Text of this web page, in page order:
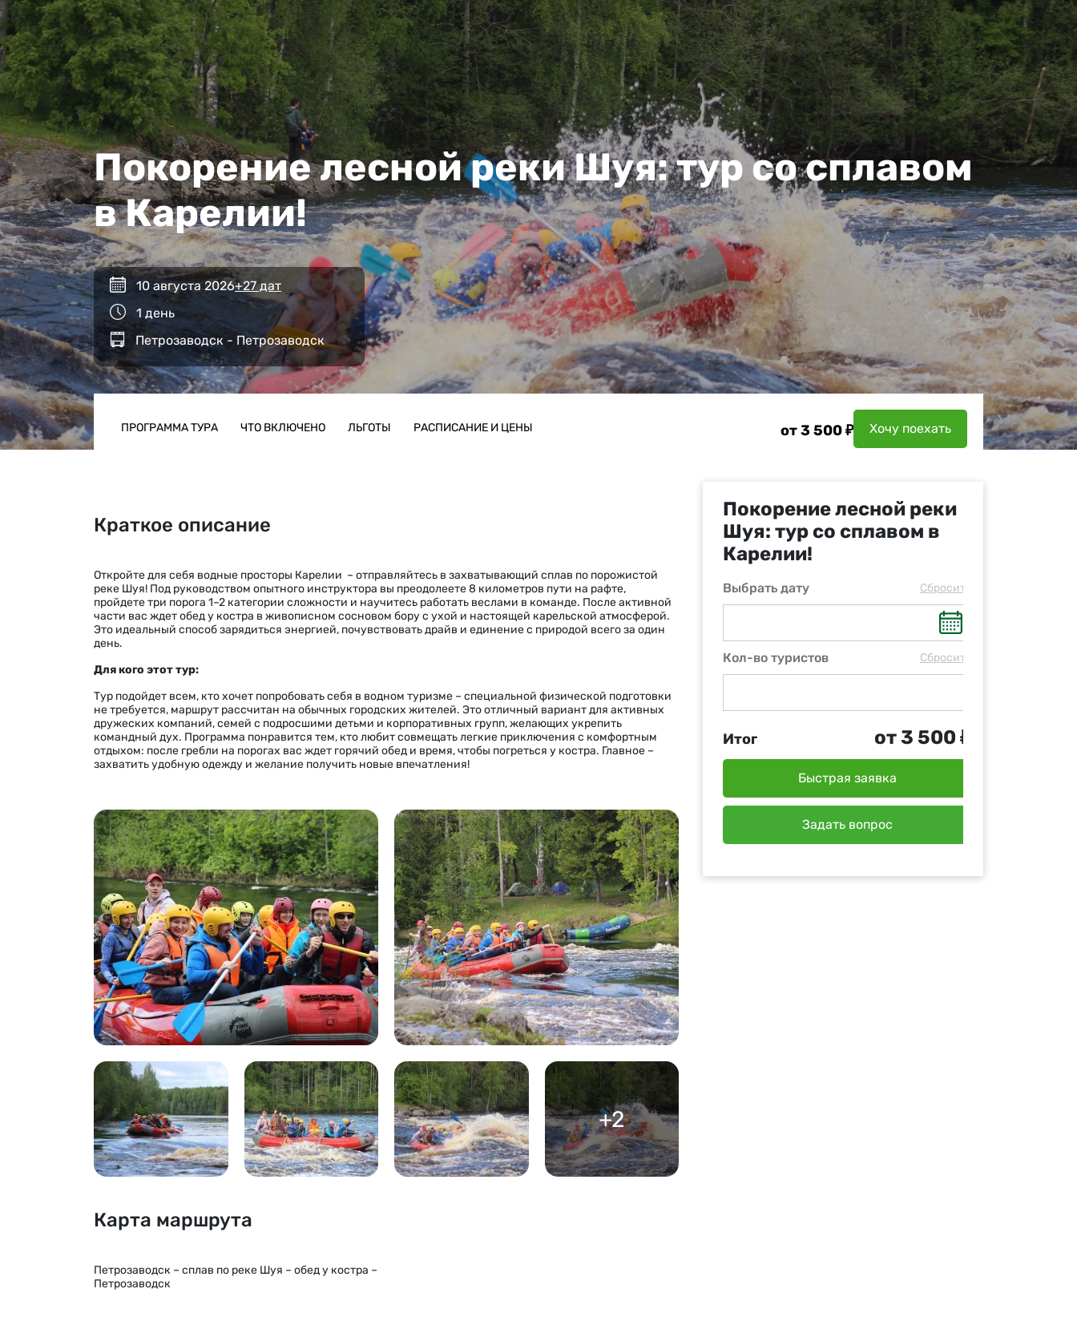
Покорение лесной реки Шуя: тур со сплавом
в Карелии!
10 августа 2026+27 дат
1 день
Петрозаводск - Петрозаводск
ПРОГРАММА ТУРА ЧТО ВКЛЮЧЕНО ЛЬГОТЫ РАСПИСАНИЕ И ЦЕНЫ от 3 500 ₽ Хочу поехать
Краткое описание
Откройте для себя водные просторы Карелии – отправляйтесь в захватывающий сплав по порожистой
реке Шуя! Под руководством опытного инструктора вы преодолеете 8 километров пути на рафте,
пройдете три порога 1–2 категории сложности и научитесь работать веслами в команде. После активной
части вас ждет обед у костра в живописном сосновом бору с ухой и настоящей карельской атмосферой.
Это идеальный способ зарядиться энергией, почувствовать драйв и единение с природой всего за один
день.
Для кого этот тур:
Тур подойдет всем, кто хочет попробовать себя в водном туризме – специальной физической подготовки
не требуется, маршрут рассчитан на обычных городских жителей. Это отличный вариант для активных
дружеских компаний, семей с подросшими детьми и корпоративных групп, желающих укрепить
командный дух. Программа понравится тем, кто любит совмещать легкие приключения с комфортным
отдыхом: после гребли на порогах вас ждет горячий обед и время, чтобы погреться у костра. Главное –
захватить удобную одежду и желание получить новые впечатления!
+2
Карта маршрута
Петрозаводск – сплав по реке Шуя – обед у костра –
Петрозаводск
Покорение лесной реки
Шуя: тур со сплавом в
Карелии!
Выбрать дату Cбросить
Кол-во туристов Cбросить
Итог от 3 500 ₽
Быстрая заявка
Задать вопрос